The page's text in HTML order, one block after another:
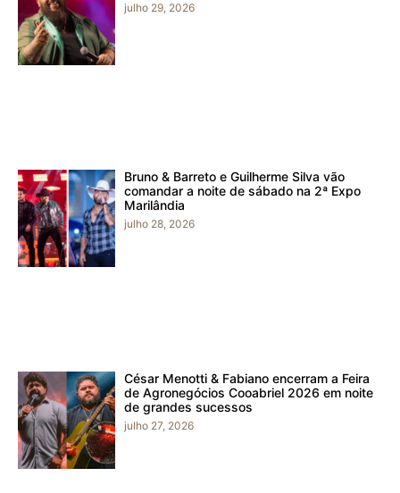
julho 29, 2026
Bruno & Barreto e Guilherme Silva vão
comandar a noite de sábado na 2ª Expo
Marilândia
julho 28, 2026
César Menotti & Fabiano encerram a Feira
de Agronegócios Cooabriel 2026 em noite
de grandes sucessos
julho 27, 2026